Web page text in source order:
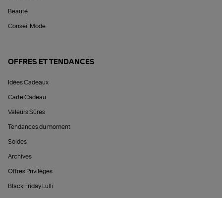
Beauté
Conseil Mode
OFFRES ET TENDANCES
Idées Cadeaux
Carte Cadeau
Valeurs Sûres
Tendances du moment
Soldes
Archives
Offres Privilèges
Black Friday Lulli